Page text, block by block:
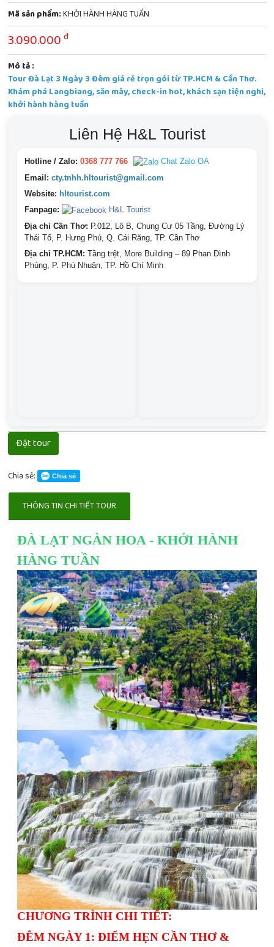
Mã sản phẩm:KHỞI HÀNH HÀNG TUẦN
3.090.000 đ
Mô tả :
Tour Đà Lạt 3 Ngày 3 Đêm giá rẻ trọn gói từ TP.HCM & Cần Thơ.
Khám phá Langbiang, săn mây, check-in hot, khách sạn tiện nghi,
khởi hành hàng tuần
Liên Hệ H&L Tourist
Hotline / Zalo: 0368 777 766
Chat Zalo OA
Email: cty.tnhh.hltourist@gmail.com
Website: hltourist.com
Fanpage:
H&L Tourist
Địa chỉ Cần Thơ: P.012, Lô B, Chung Cư 05 Tầng, Đường Lý
Thái Tổ, P. Hưng Phú, Q. Cái Răng, TP. Cần Thơ
Địa chỉ TP.HCM: Tầng trệt, More Building – 89 Phan Đình
Phùng, P. Phú Nhuận, TP. Hồ Chí Minh
Đặt tour
Chia sẻ: Chia sẻ
THÔNG TIN CHI TIẾT TOUR
ĐÀ LẠT NGÀN HOA - KHỞI HÀNH
HÀNG TUẦN
CHƯƠNG TRÌNH CHI TIẾT:
ĐÊM NGÀY 1: ĐIỂM HẸN CẦN THƠ &